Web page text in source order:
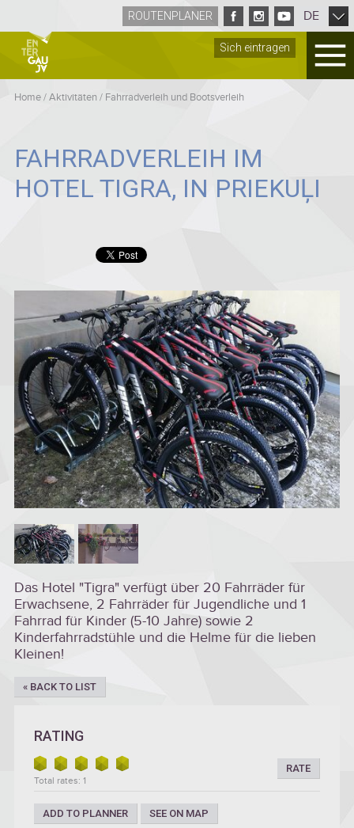
Sich eintragen
ROUTENPLANER DE
Home/Aktivitäten / Fahrradverleih und Bootsverleih
FAHRRADVERLEIH IM
HOTEL TIGRA, IN PRIEKUĻI
Das Hotel "Tigra" verfügt über 20 Fahrräder für
Erwachsene, 2 Fahrräder für Jugendliche und 1
Fahrrad für Kinder (5-10 Jahre) sowie 2
Kinderfahrradstühle und die Helme für die lieben
Kleinen!
« BACK TO LIST
RATING
RATE
Total rates: 1
ADD TO PLANNER SEE ON MAP